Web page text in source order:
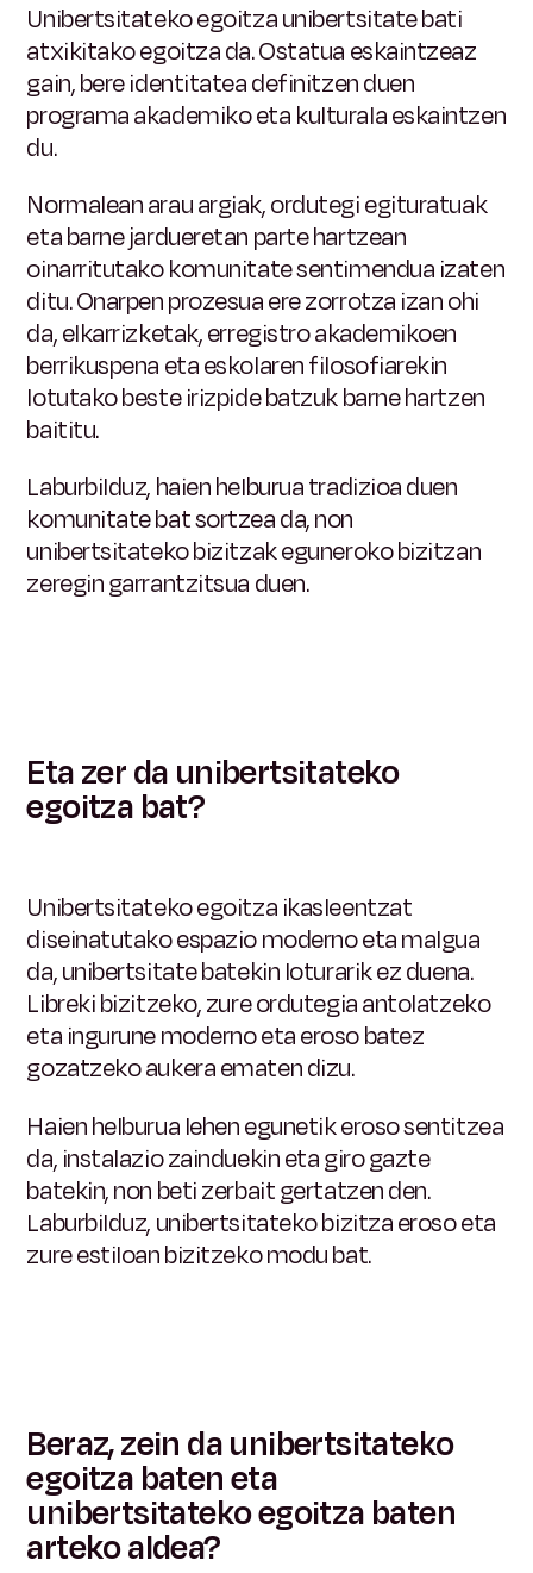
Unibertsitateko egoitza unibertsitate bati
atxikitako egoitza da. Ostatua eskaintzeaz
gain, bere identitatea definitzen duen
programa akademiko eta kulturala eskaintzen
du.
Normalean arau argiak, ordutegi egituratuak
eta barne jardueretan parte hartzean
oinarritutako komunitate sentimendua izaten
ditu. Onarpen prozesua ere zorrotza izan ohi
da, elkarrizketak, erregistro akademikoen
berrikuspena eta eskolaren filosofiarekin
lotutako beste irizpide batzuk barne hartzen
baititu.
Laburbilduz, haien helburua tradizioa duen
komunitate bat sortzea da, non
unibertsitateko bizitzak eguneroko bizitzan
zeregin garrantzitsua duen.
Eta zer da unibertsitateko
egoitza bat?
Unibertsitateko egoitza ikasleentzat
diseinatutako espazio moderno eta malgua
da, unibertsitate batekin loturarik ez duena.
Libreki bizitzeko, zure ordutegia antolatzeko
eta ingurune moderno eta eroso batez
gozatzeko aukera ematen dizu.
Haien helburua lehen egunetik eroso sentitzea
da, instalazio zainduekin eta giro gazte
batekin, non beti zerbait gertatzen den.
Laburbilduz, unibertsitateko bizitza eroso eta
zure estiloan bizitzeko modu bat.
Beraz, zein da unibertsitateko
egoitza baten eta
unibertsitateko egoitza baten
arteko aldea?